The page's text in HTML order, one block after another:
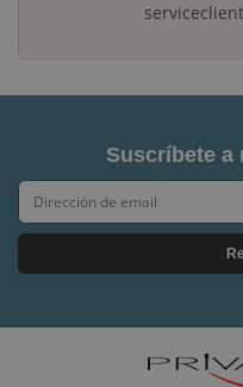
Suscríbete a